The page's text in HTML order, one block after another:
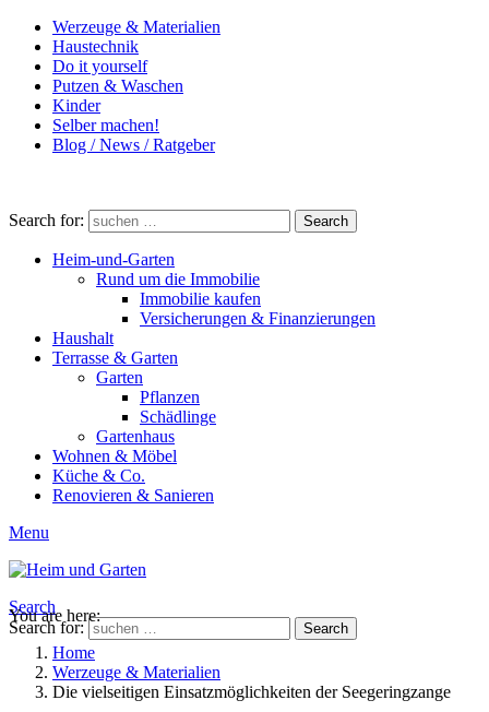
Werzeuge & Materialien
Haustechnik
Do it yourself
Putzen & Waschen
Kinder
Selber machen!
Blog / News / Ratgeber
Search for: Search
Heim-und-Garten
Rund um die Immobilie
Immobilie kaufen
Versicherungen & Finanzierungen
Haushalt
Terrasse & Garten
Garten
Pflanzen
Schädlinge
Gartenhaus
Wohnen & Möbel
Küche & Co.
Renovieren & Sanieren
Menu
Search
Search for:
Search
You are here:
Home
Werzeuge & Materialien
Die vielseitigen Einsatzmöglichkeiten der Seegeringzange